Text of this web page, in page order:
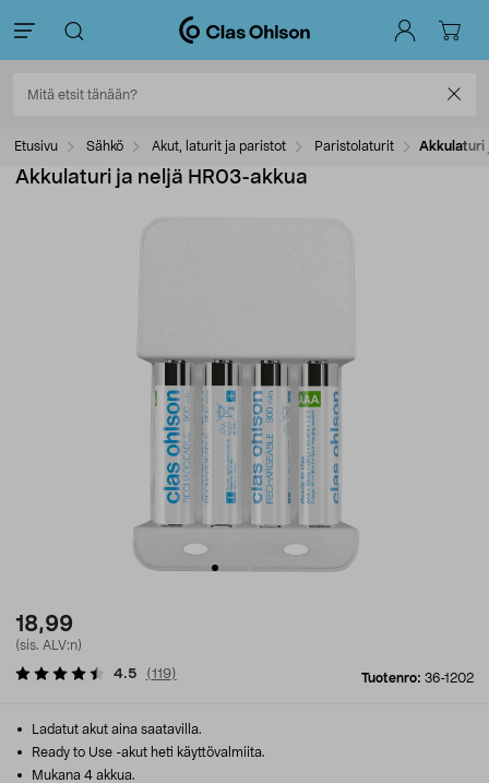
Etusivu Sähkö Akut, laturit ja paristot Paristolaturit Akkulaturi
Akkulaturi ja neljä HR03-akkua
18,99
(sis. ALV:n)
Tuotenro: 36-1202
4.5 (119)
Ladatut akut aina saatavilla.
Ready to Use -akut heti käyttövalmiita.
Mukana 4 akkua.